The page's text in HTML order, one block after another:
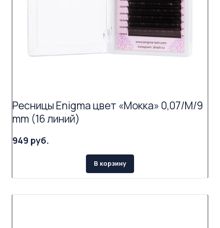
Ресницы Enigma цвет «Мокка» 0,07/M/9
mm (16 линий)
949 руб.
В корзину